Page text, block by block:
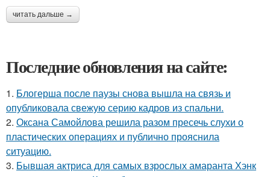
читать дальше →
Последние обновления на сайте:
1. Блогерша после паузы снова вышла на связь и
опубликовала свежую серию кадров из спальни.
2. Оксана Самойлова решила разом пресечь слухи о
пластических операциях и публично прояснила
ситуацию.
3. Бывшая актриса для самых взрослых амаранта Хэнк